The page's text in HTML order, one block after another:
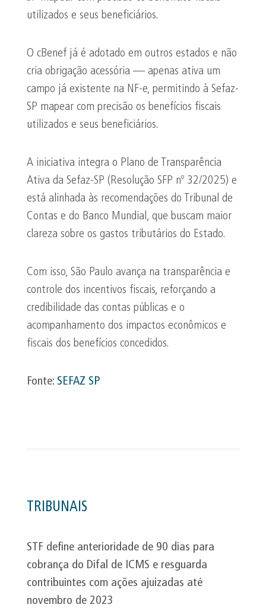
utilizados e seus beneficiários.
O cBenef já é adotado em outros estados e não
cria obrigação acessória — apenas ativa um
campo já existente na NF-e, permitindo à Sefaz-
SP mapear com precisão os benefícios fiscais
utilizados e seus beneficiários.
A iniciativa integra o Plano de Transparência
Ativa da Sefaz-SP (Resolução SFP nº 32/2025) e
está alinhada às recomendações do Tribunal de
Contas e do Banco Mundial, que buscam maior
clareza sobre os gastos tributários do Estado.
Com isso, São Paulo avança na transparência e
controle dos incentivos fiscais, reforçando a
credibilidade das contas públicas e o
acompanhamento dos impactos econômicos e
fiscais dos benefícios concedidos.
Fonte: SEFAZ SP
TRIBUNAIS
STF define anterioridade de 90 dias para
cobrança do Difal de ICMS e resguarda
contribuintes com ações ajuizadas até
novembro de 2023